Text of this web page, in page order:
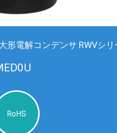
形電解コンデンサ RWVシリ
RoHS